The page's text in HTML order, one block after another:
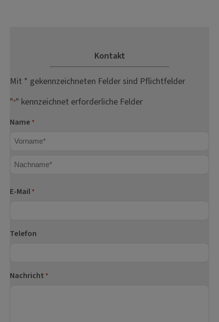
Kontakt
Mit * gekennzeichneten Felder sind Pflichtfelder
"*" kennzeichnet erforderliche Felder
Name *
E-Mail *
Telefon
Nachricht *